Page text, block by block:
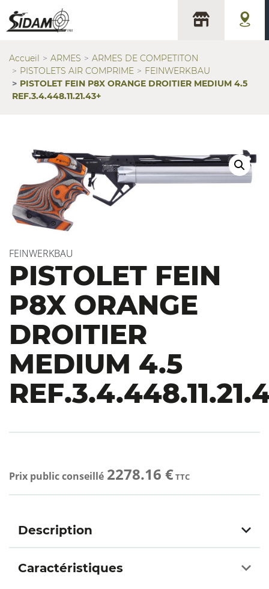
Accueil ARMES
ARMES DE COMPETITON
PISTOLETS AIR COMPRIME
FEINWERKBAU
PISTOLET FEIN P8X ORANGE DROITIER MEDIUM 4.5
REF.3.4.448.11.21.43+
FEINWERKBAU
PISTOLET FEIN
P8X ORANGE
DROITIER
MEDIUM 4.5
Prix public conseillé 2278.16 €TTC
Description
Caractéristiques